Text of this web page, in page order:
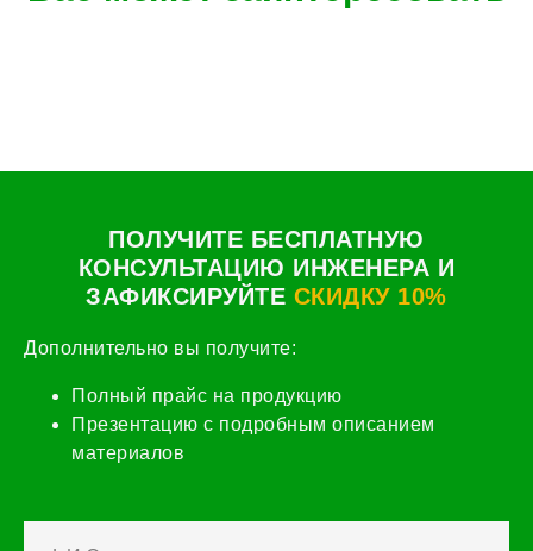
ПОЛУЧИТЕ БЕСПЛАТНУЮ
КОНСУЛЬТАЦИЮ ИНЖЕНЕРА И
ЗАФИКСИРУЙТЕ СКИДКУ 10%
Дополнительно вы получите:
Полный прайс на продукцию
Презентацию с подробным описанием
материалов